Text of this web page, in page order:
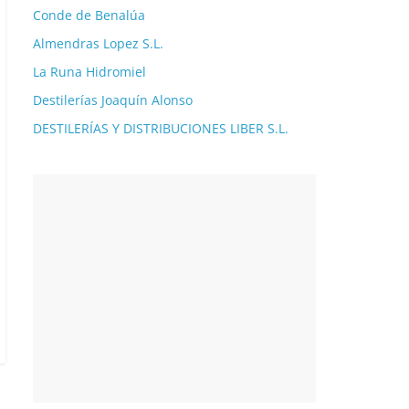
Conde de Benalúa
Almendras Lopez S.L.
La Runa Hidromiel
Destilerías Joaquín Alonso
DESTILERÍAS Y DISTRIBUCIONES LIBER S.L.